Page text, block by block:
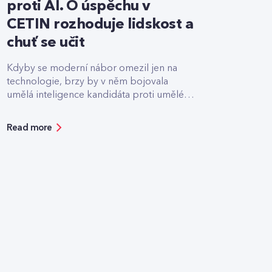
proti AI. O úspěchu v
CETIN rozhoduje lidskost a
chuť se učit
Kdyby se moderní nábor omezil jen na
technologie, brzy by v něm bojovala
umělá inteligence kandidáta proti umělé
Read more